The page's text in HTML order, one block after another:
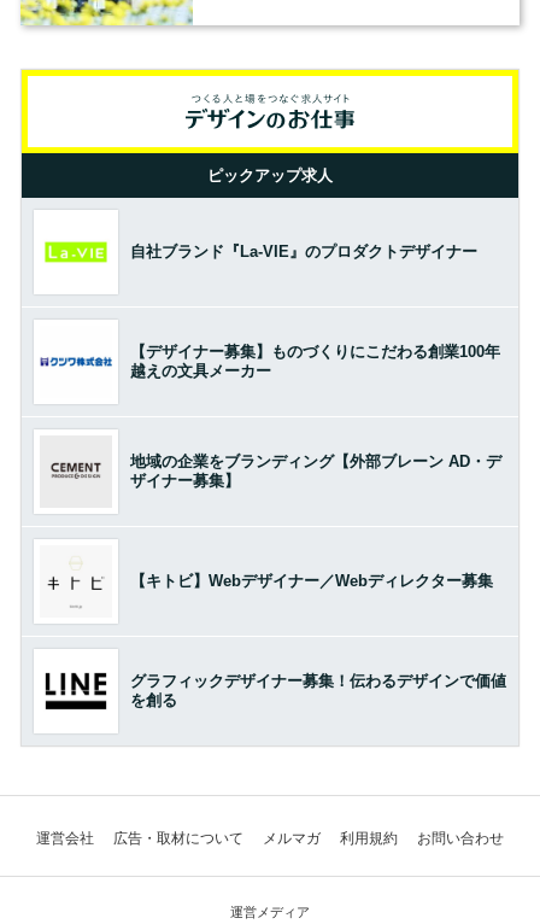
ピックアップ求人
自社ブランド『La-VIE』のプロダクトデザイナー
【デザイナー募集】ものづくりにこだわる創業100年
越えの文具メーカー
地域の企業をブランディング【外部ブレーン AD・デ
ザイナー募集】
【キトビ】Webデザイナー／Webディレクター募集
グラフィックデザイナー募集！伝わるデザインで価値
を創る
運営会社 広告・取材について メルマガ 利用規約 お問い合わせ
運営メディア